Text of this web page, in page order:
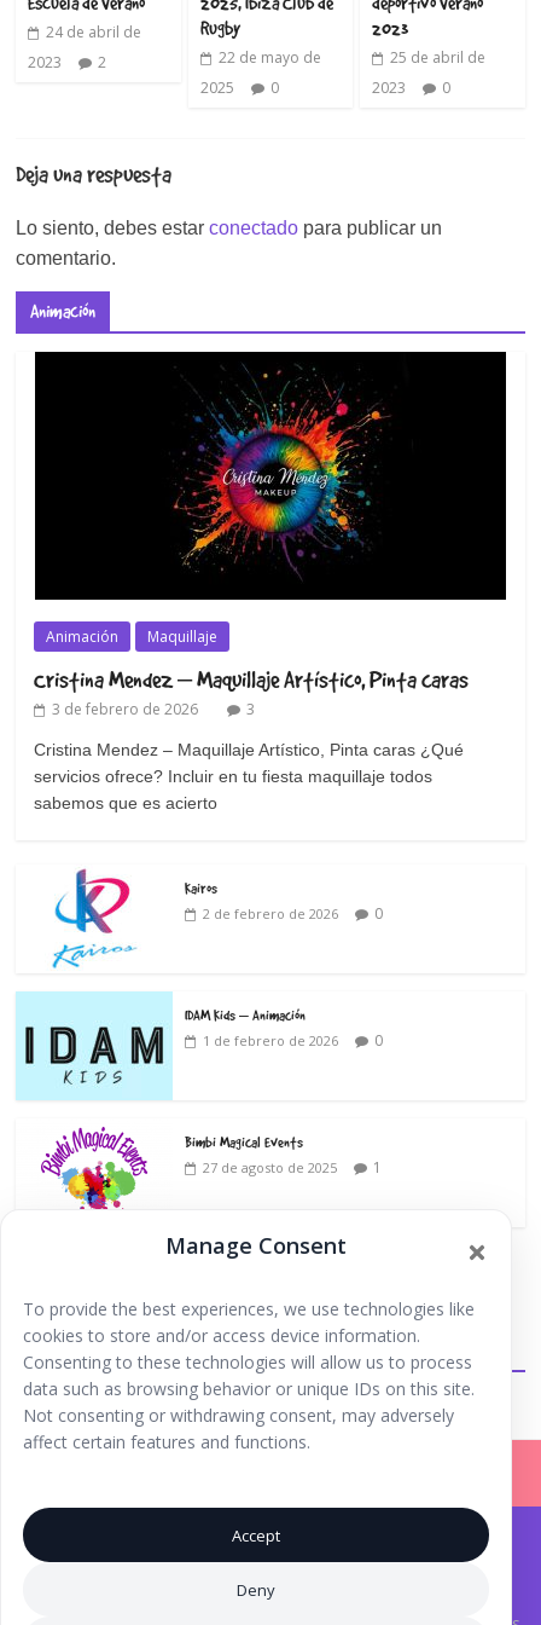
Manage Consent
To provide the best experiences, we use technologies like
cookies to store and/or access device information.
Consenting to these technologies will allow us to process
data such as browsing behavior or unique IDs on this site.
Not consenting or withdrawing consent, may adversely
affect certain features and functions.
Accept
Deny
24 de abril de
2023
2
Rugby
22 de mayo de
2025
0
2023
25 de abril de
2023
0
Deja una respuesta
Lo siento, debes estarconectado para publicar un
comentario.
Animación
Animación Maquillaje
Cristina Mendez – Maquillaje Artístico, Pinta caras
3 de febrero de 2026 3
Cristina Mendez – Maquillaje Artístico, Pinta caras ¿Qué
servicios ofrece? Incluir en tu fiesta maquillaje todos
sabemos que es acierto
Kairos
2 de febrero de 2026 0
IDAM Kids – Animación
1 de febrero de 2026 0
Bimbi Magical Events
27 de agosto de 2025 1
Extraescolares
Iniciar Sesión | Registrarse |
Copyright © 2026Ibiza Fun Family. Todos los derechos
reservados.Aviso Legal